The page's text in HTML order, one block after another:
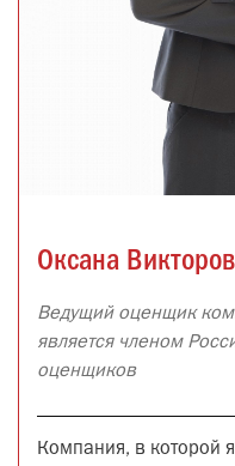
Оксана
Ведущий оценщик
является членом
оценщиков
Компания, в которой